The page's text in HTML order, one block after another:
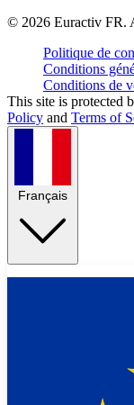
© 2026 Euractiv FR.
Politique de
Conditions
Conditions de
This site is protected
Policy and Terms of
Français